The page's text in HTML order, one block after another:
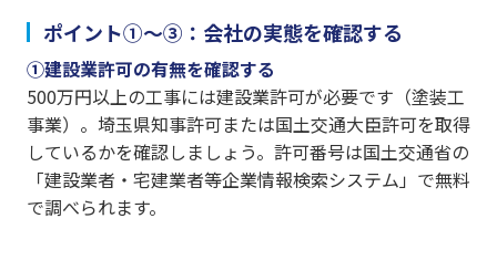
ポイント①〜③：会社の実態を確認する
①建設業許可の有無を確認する
500万円以上の工事には建設業許可が必要です（塗装工
事業）。埼玉県知事許可または国土交通大臣許可を取得
しているかを確認しましょう。許可番号は国土交通省の
「建設業者・宅建業者等企業情報検索システム」で無料
で調べられます。